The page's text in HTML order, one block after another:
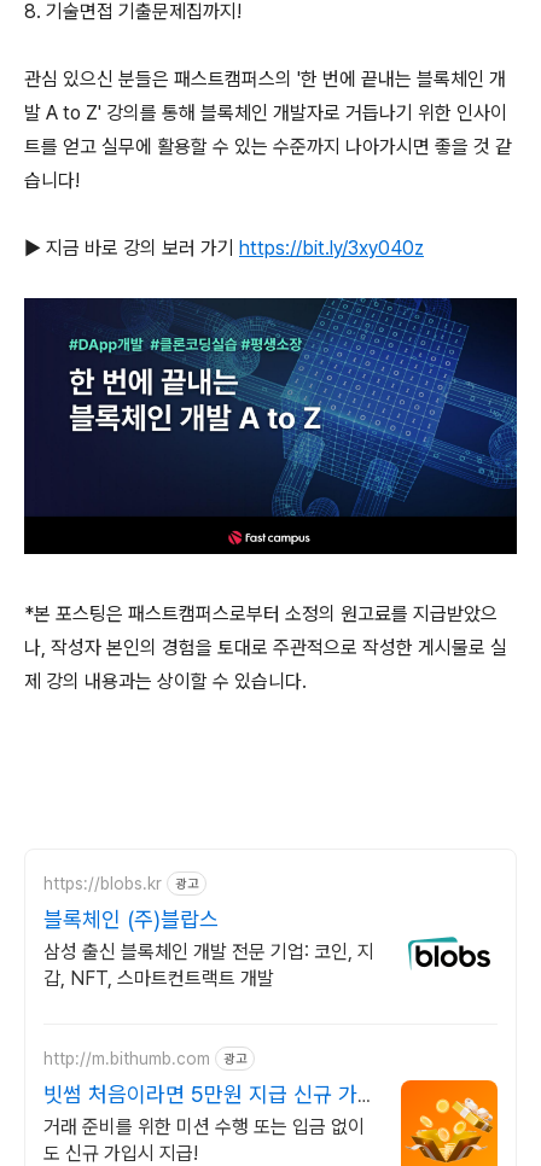
8. 기술면접 기출문제집까지!
관심 있으신 분들은 패스트캠퍼스의 '한 번에 끝내는 블록체인 개
발 A to Z' 강의를 통해 블록체인 개발자로 거듭나기 위한 인사이
트를 얻고 실무에 활용할 수 있는 수준까지 나아가시면 좋을 것 같
습니다!
▶ 지금 바로 강의 보러 가기 https://bit.ly/3xy040z
*본 포스팅은 패스트캠퍼스로부터 소정의 원고료를 지급받았으
나, 작성자 본인의 경험을 토대로 주관적으로 작성한 게시물로 실
제 강의 내용과는 상이할 수 있습니다.
https://blobs.kr 광고
블록체인 (주)블랍스
삼성 출신 블록체인 개발 전문 기업: 코인, 지
갑, NFT, 스마트컨트랙트 개발
http://m.bithumb.com 광고
빗썸 처음이라면 5만원 지급 신규 가입
시 5만원 혜택
거래 준비를 위한 미션 수행 또는 입금 없이
도 신규 가입시 지급!